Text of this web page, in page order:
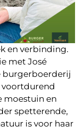
en verbinding.
met José
burgerboerderij
moestuin en
spetterende,
is voor haar